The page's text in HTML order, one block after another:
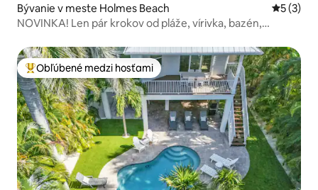
Bývanie v meste Holmes Beach
5 (3)
NOVINKA! Len pár krokov od pláže, vírivka, bazén,
Najobľúbenejšie medzi hosťami
Obľúbené medzi hosťami